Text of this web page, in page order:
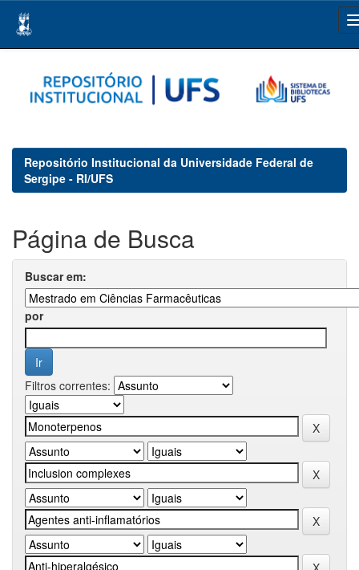
navigation
Repositório Institucional da Universidade Federal de
Sergipe - RI/UFS
Página de Busca
Buscar em:
por
Filtros correntes: